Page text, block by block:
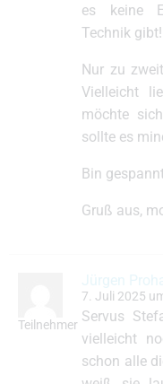
es keine
Technik
Nur zu
Vielleicht
möchte
sollte es
Bin
Gruß aus,
Teilnehmer
Jürgen
7. Juli 2025
Servus
vielleicht
schon alle